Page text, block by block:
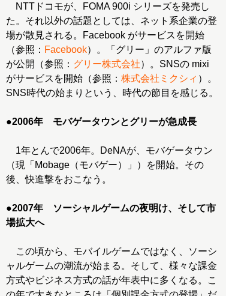
NTTドコモが、FOMA 900i シリーズを発売し
た。それ以外の話題としては、ネット系企業の登
場が散見される。Facebook がサービスを開始
（参照： Facebook）。「グリー」のアルファ版
が公開（参照： グリー株式会社）。SNSの mixi
がサービスを開始（参照： 株式会社ミクシィ ）。
SNS時代の始まりという、時代の節目を感じる。
●2006年 モバゲータウンとグリーが急成長
1年とんで2006年。DeNAが、モバゲータウン
（現「Mobage（モバゲー）」）を開始。その
後、快進撃をおこなう。
●2007年 ソーシャルゲームの夜明け、そして市
場拡大へ
この頃から、モバイルゲームではなく、ソーシ
ャルゲームの潮流が始まる。そして、様々な課金
方式やビジネス方式の話が年表中に多くなる。こ